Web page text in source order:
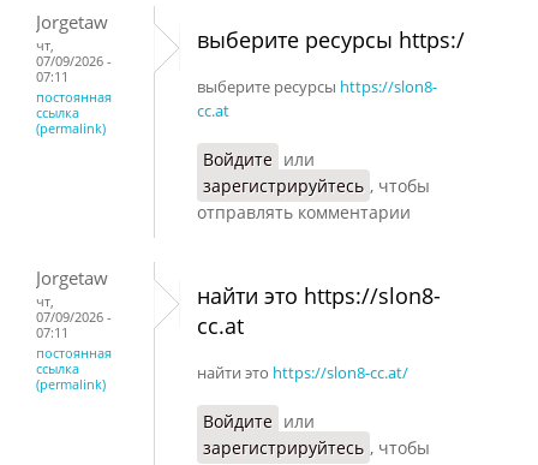
Jorgetaw
чт,
07/09/2026 -
07:11
постоянная
ссылка
(permalink)
выберите ресурсы https:/
выберите ресурсы https://slon8-
cc.at
Войдите или
зарегистрируйтесь , чтобы
отправлять комментарии
Jorgetaw
чт,
07/09/2026 -
07:11
постоянная
ссылка
(permalink)
найти это https://slon8-
cc.at
найти это https://slon8-cc.at/
Войдите или
зарегистрируйтесь , чтобы